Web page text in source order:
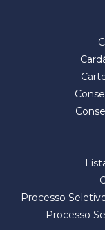
Processo
Processo